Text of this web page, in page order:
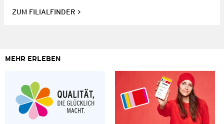
ZUM FILIALFINDER
MEHR ERLEBEN